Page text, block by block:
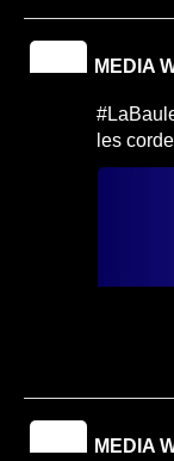
MEDIA
les
MEDIA